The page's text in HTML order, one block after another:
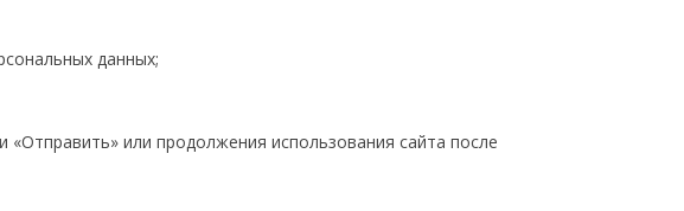
данных;
или продолжения использования сайта после